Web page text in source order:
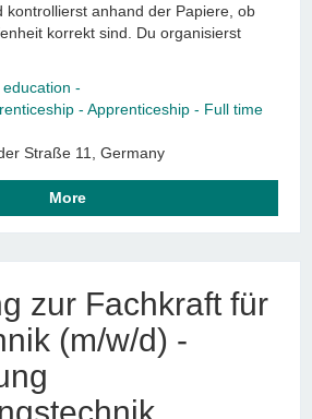
kontrollierst anhand der Papiere, ob
korrekt sind. Du organisierst
-
- Apprenticeship - Full time
Straße 11, Germany
More
zur Fachkraft für
(m/w/d) -